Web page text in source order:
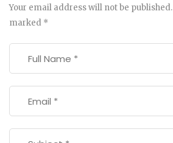
Your email address will not be published.
marked *